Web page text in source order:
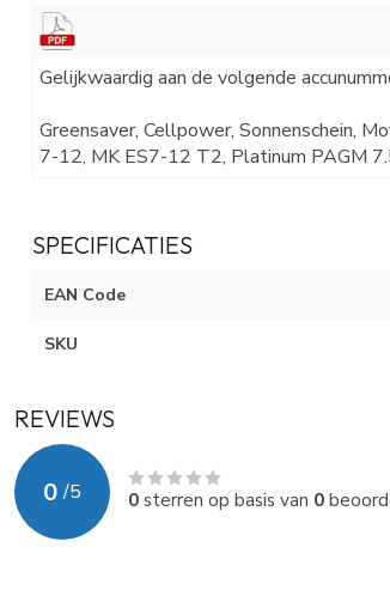
Gelijkwaardig aan de volgende
Greensaver, Cellpower, Sonnenschein,
7-12, MK ES7-12 T2, Platinum PAGM
SPECIFICATIES
EAN Code
SKU
REVIEWS
0 /5 0sterren op basis van 0